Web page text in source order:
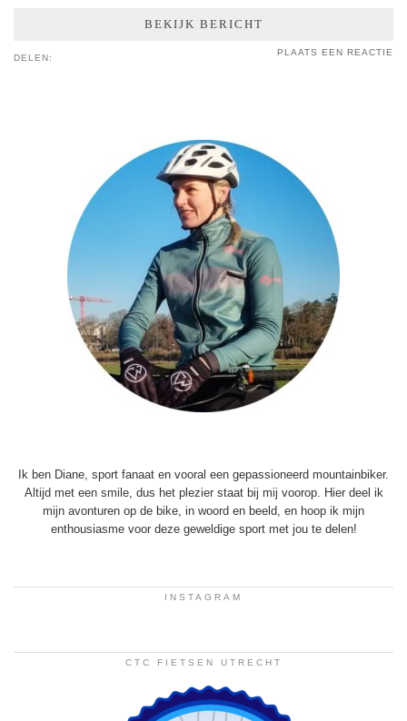
BEKIJK BERICHT
DELEN:
PLAATS EEN REACTIE
Ik ben Diane, sport fanaat en vooral een gepassioneerd mountainbiker.
Altijd met een smile, dus het plezier staat bij mij voorop. Hier deel ik
mijn avonturen op de bike, in woord en beeld, en hoop ik mijn
enthousiasme voor deze geweldige sport met jou te delen!
INSTAGRAM
CTC FIETSEN UTRECHT